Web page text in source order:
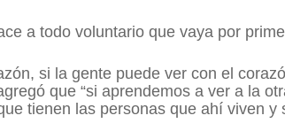
a todo voluntario que vaya por
si la gente puede ver con el
que “si aprendemos a ver a la
tienen las personas que ahí viven y